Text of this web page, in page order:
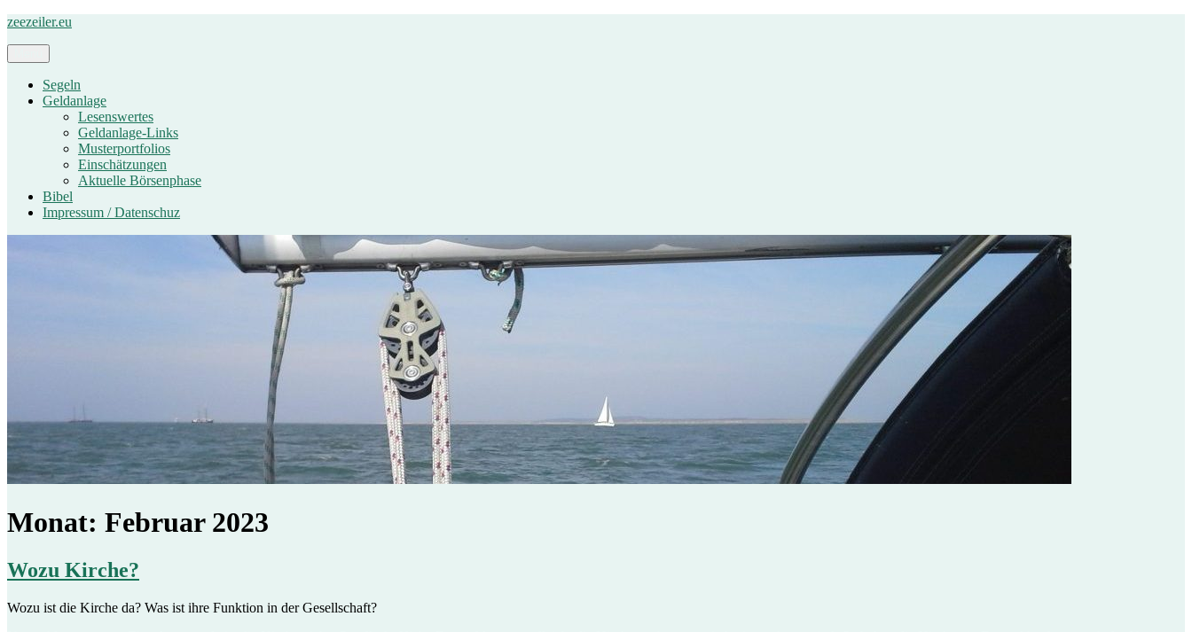
Zum
zeezeiler.eu
Segeln
Geldanlage
Lesenswertes
Geldanlage-Links
Musterportfolios
Einschätzungen
Aktuelle Börsenphase
Bibel
Impressum / Datenschuz
Monat: Februar 2023
Wozu Kirche?
Wozu ist die Kirche da? Was ist ihre Funktion in der Gesellschaft?